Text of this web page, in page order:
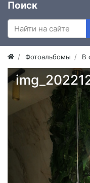
Поиск
Фотоальбомы В